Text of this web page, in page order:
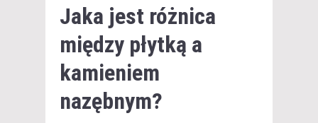
Jaka jest różnica
między płytką a
kamieniem
nazębnym?